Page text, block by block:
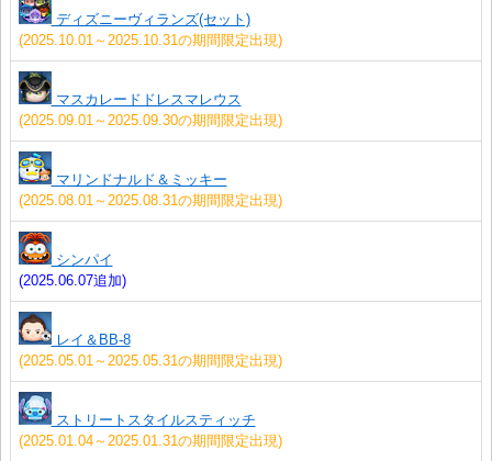
ディズニーヴィランズ(セット)
(2025.10.01～2025.10.31の期間限定出現)
マスカレードドレスマレウス
(2025.09.01～2025.09.30の期間限定出現)
マリンドナルド＆ミッキー
(2025.08.01～2025.08.31の期間限定出現)
シンパイ
(2025.06.07追加)
レイ＆BB-8
(2025.05.01～2025.05.31の期間限定出現)
ストリートスタイルスティッチ
(2025.01.04～2025.01.31の期間限定出現)